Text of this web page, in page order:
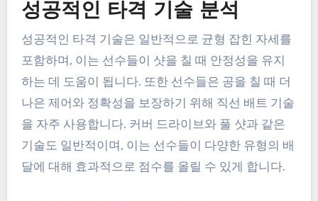
성공적인 타격 기술 분석
성공적인 타격 기술은 일반적으로 균형 잡힌 자세를
포함하며, 이는 선수들이 샷을 칠 때 안정성을 유지
하는 데 도움이 됩니다. 또한 선수들은 공을 칠 때 더
나은 제어와 정확성을 보장하기 위해 직선 배트 기술
을 자주 사용합니다. 커버 드라이브와 풀 샷과 같은
기술도 일반적이며, 이는 선수들이 다양한 유형의 배
달에 대해 효과적으로 점수를 올릴 수 있게 합니다.